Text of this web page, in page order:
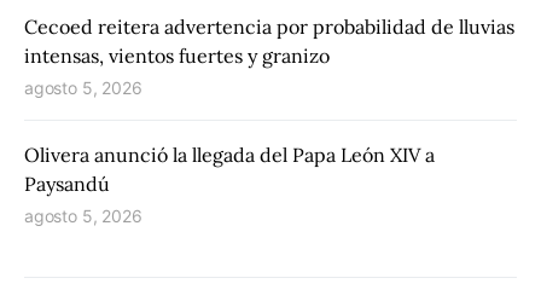
Cecoed reitera advertencia por probabilidad de lluvias
intensas, vientos fuertes y granizo
agosto 5, 2026
Olivera anunció la llegada del Papa León XIV a
Paysandú
agosto 5, 2026